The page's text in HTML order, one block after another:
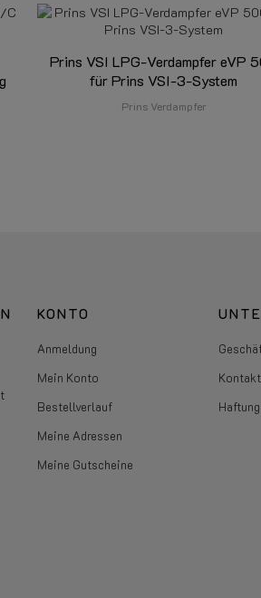
Prins VSI LPG-Verdampfer eVP
für Prins VSI-3-System
Prins Verdampfer
KONTO
Anmeldung
Mein Konto
Bestellverlauf
Meine Adressen
Meine Gutscheine